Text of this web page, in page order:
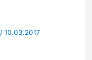
/10.03.2017